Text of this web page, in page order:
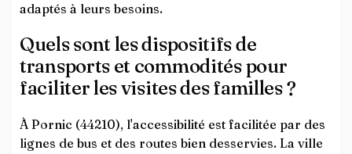
adaptés à leurs besoins.
Quels sont les dispositifs de
transports et commodités pour
faciliter les visites des familles ?
À Pornic (44210), l'accessibilité est facilitée par des
lignes de bus et des routes bien desservies. La ville